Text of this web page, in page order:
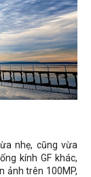
nhẹ, cũng vừa
kính GF khác,
ảnh trên 100MP,